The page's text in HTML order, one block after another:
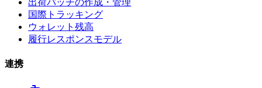
出荷バッチの作成・管理
国際トラッキング
ウォレット残高
履行レスポンスモデル
連携